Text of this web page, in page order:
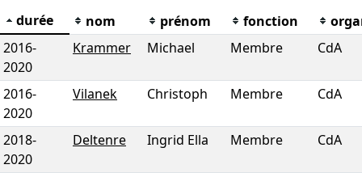
durée nom prénom fonction
2016-
2020
Krammer Michael Membre CdA
2016-
2020
Vilanek Christoph Membre CdA
2018-
2020
Deltenre Ingrid Ella Membre CdA